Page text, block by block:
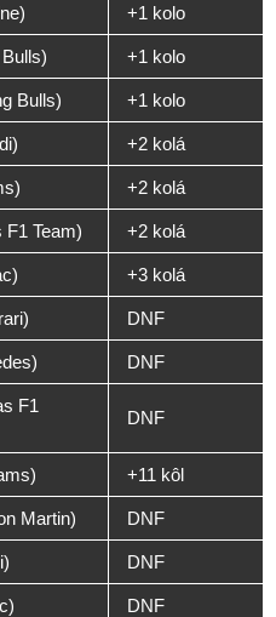
+1 kolo
+1 kolo
Bulls) +1 kolo
+2 kolá
+2 kolá
Team) +2 kolá
+3 kolá
DNF
DNF
F1
DNF
+11 kôl
Martin) DNF
DNF
DNF